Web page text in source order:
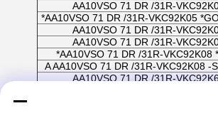
AA10VSO 71 DR /31R-VKC92K08
A AA10VSO 71 DR /31R-VKC92K08 -